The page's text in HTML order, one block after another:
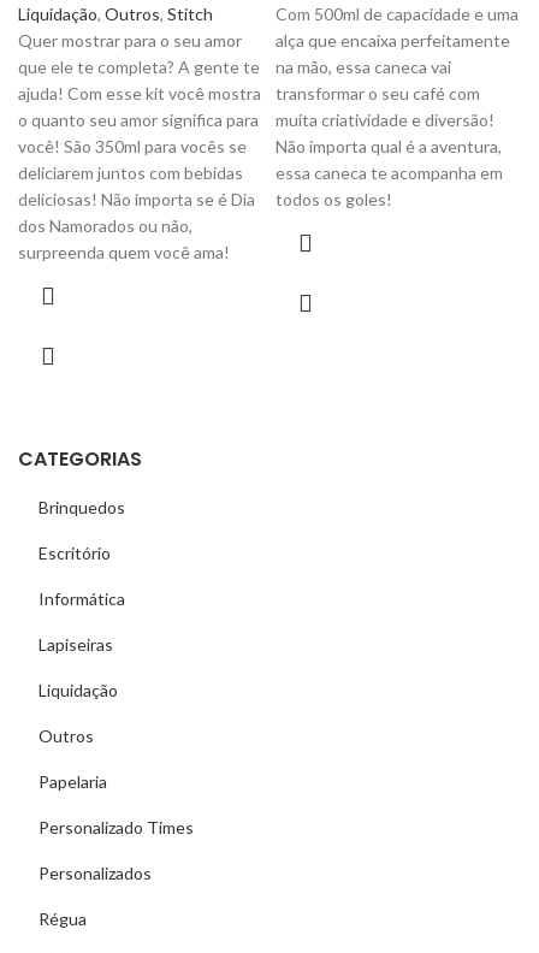
CATEGORIAS
Brinquedos
Escritório
Informática
Lapiseiras
Liquidação
Outros
Papelaria
Personalizado Times
Personalizados
Régua
Liquidação, Outros, Stitch
Quer mostrar para o seu amor
que ele te completa? A gente te
ajuda! Com esse kit você mostra
o quanto seu amor significa para
você! São 350ml para vocês se
deliciarem juntos com bebidas
deliciosas! Não importa se é Dia
dos Namorados ou não,
surpreenda quem você ama!
Com 500ml de capacidade e uma
alça que encaixa perfeitamente
na mão, essa caneca vai
transformar o seu café com
muita criatividade e diversão!
Não importa qual é a aventura,
essa caneca te acompanha em
todos os goles!